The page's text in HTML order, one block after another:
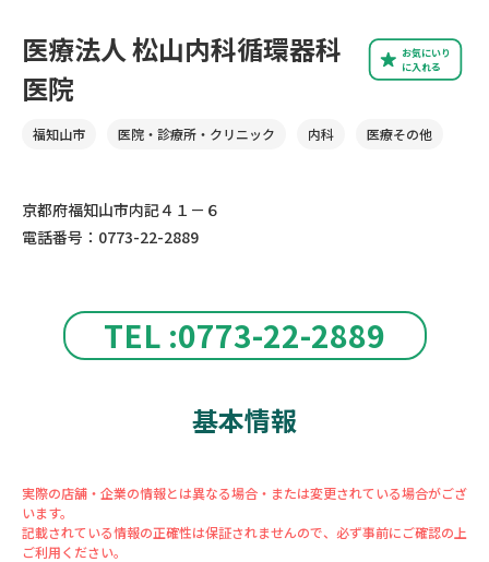
TEL :0773-22-2889
お気にいり
に入れる
医療法人 松山内科循環器科
医院
福知山市 医院・診療所・クリニック 内科 医療その他
京都府福知山市内記４１－６
電話番号：0773-22-2889
基本情報
実際の店舗・企業の情報とは異なる場合・または変更されている場合がござ
います。
記載されている情報の正確性は保証されませんので、必ず事前にご確認の上
ご利用ください。